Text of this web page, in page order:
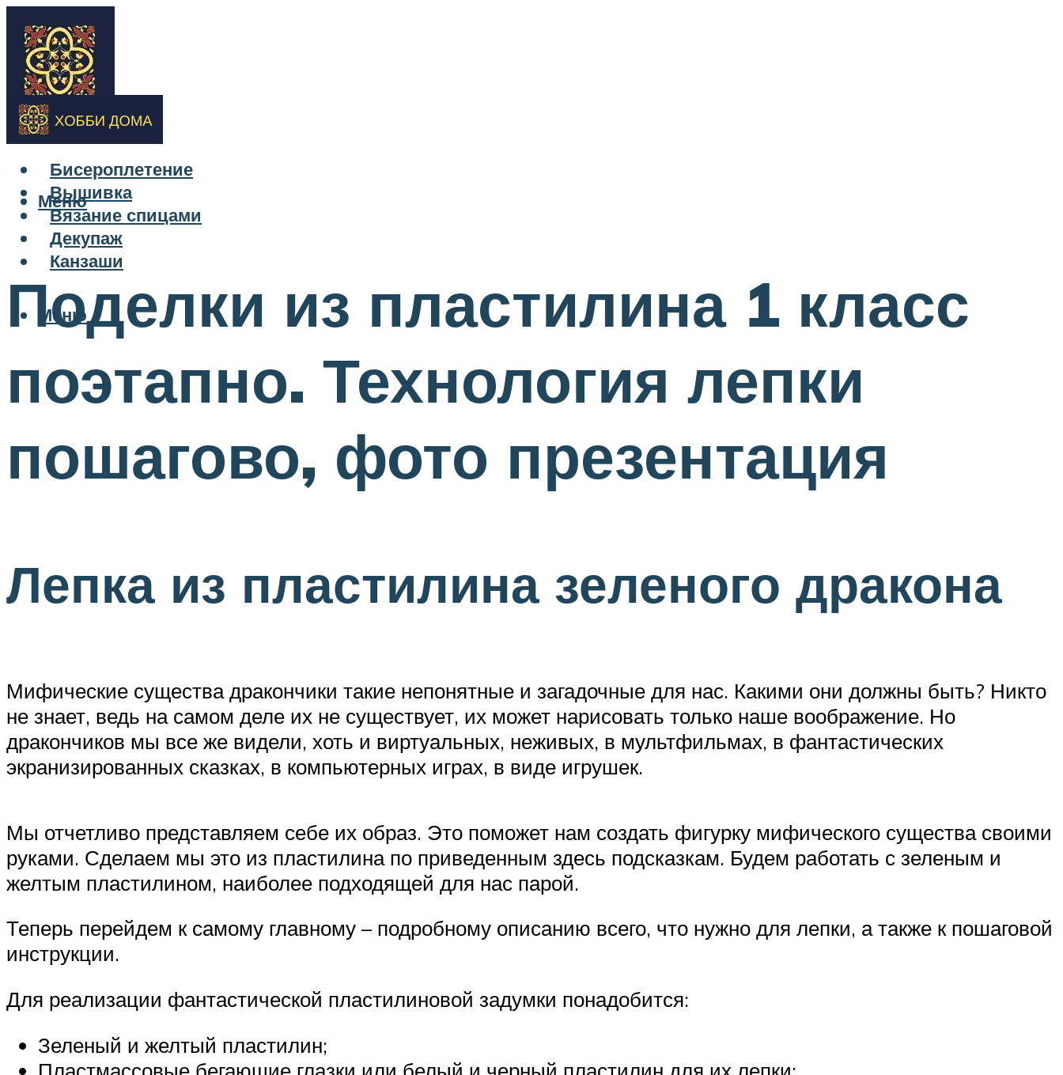
Бисероплетение
Вышивка
Вязание спицами
Декупаж
Канзаши
Меню
Меню
Поделки из пластилина 1 класс
поэтапно. Технология лепки
пошагово, фото презентация
Лепка из пластилина зеленого дракона
Мифические существа дракончики такие непонятные и загадочные для нас. Какими они должны быть? Никто
не знает, ведь на самом деле их не существует, их может нарисовать только наше воображение. Но
дракончиков мы все же видели, хоть и виртуальных, неживых, в мультфильмах, в фантастических
экранизированных сказках, в компьютерных играх, в виде игрушек.
Мы отчетливо представляем себе их образ. Это поможет нам создать фигурку мифического существа своими
руками. Сделаем мы это из пластилина по приведенным здесь подсказкам. Будем работать с зеленым и
желтым пластилином, наиболее подходящей для нас парой.
Теперь перейдем к самому главному – подробному описанию всего, что нужно для лепки, а также к пошаговой
инструкции.
Для реализации фантастической пластилиновой задумки понадобится:
Зеленый и желтый пластилин;
Пластмассовые бегающие глазки или белый и черный пластилин для их лепки;